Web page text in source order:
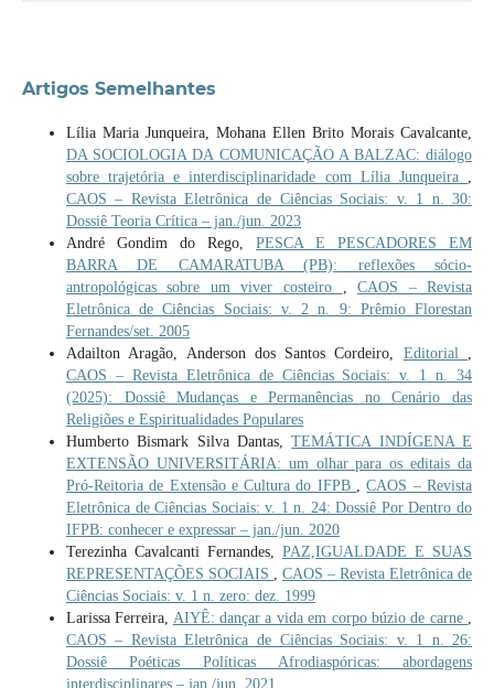
Artigos Semelhantes
Lília Maria Junqueira, Mohana Ellen Brito Morais Cavalcante,
DA SOCIOLOGIA DA COMUNICAÇÃO A BALZAC: diálogo
sobre trajetória e interdisciplinaridade com Lília Junqueira
CAOS – Revista Eletrônica de Ciências Sociais: v. 1 n. 30:
Dossiê Teoria Crítica – jan./jun. 2023
André Gondim do Rego,PESCA E PESCADORES EM
BARRA DE CAMARATUBA (PB): reflexões sócio-
antropológicas sobre um viver costeiro
,CAOS – Revista
Eletrônica de Ciências Sociais: v. 2 n. 9: Prêmio Florestan
Fernandes/set. 2005
Adailton Aragão, Anderson dos Santos Cordeiro, Editorial
CAOS – Revista Eletrônica de Ciências Sociais: v. 1 n. 34
(2025): Dossiê Mudanças e Permanências no Cenário das
Religiões e Espiritualidades Populares
Humberto Bismark Silva Dantas,TEMÁTICA INDÍGENA E
EXTENSÃO UNIVERSITÁRIA: um olhar para os editais da
Pró-Reitoria de Extensão e Cultura do IFPB
,CAOS – Revista
Eletrônica de Ciências Sociais: v. 1 n. 24: Dossiê Por Dentro do
IFPB: conhecer e expressar – jan./jun. 2020
Terezinha Cavalcanti Fernandes,PAZ,IGUALDADE E SUAS
REPRESENTAÇÕES SOCIAIS
,CAOS – Revista Eletrônica de
Ciências Sociais: v. 1 n. zero: dez. 1999
Larissa Ferreira, AIYÊ: dançar a vida em corpo búzio de carne
CAOS – Revista Eletrônica de Ciências Sociais: v. 1 n. 26:
Dossiê Poéticas Políticas Afrodiaspóricas: abordagens
interdisciplinares – jan./jun. 2021